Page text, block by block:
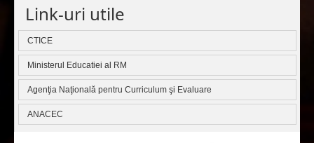
Link-uri utile
CTICE
Ministerul Educatiei al RM
Agenţia Naţională pentru Curriculum şi Evaluare
ANACEC